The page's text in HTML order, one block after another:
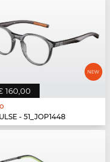
160,00
- 51_JOP1448